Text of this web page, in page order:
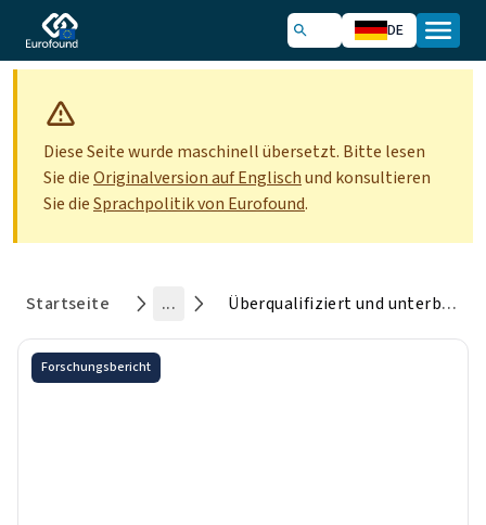
DE
Diese Seite wurde maschinell übersetzt. Bitte lesen
Sie dieOriginalversion auf Englischund konsultieren
Sie dieSprachpolitik von Eurofound.
Startseite ... Überqualifiziert und unterbezahlt: Das Rätsel des Gegenstands von Geschlechterunterschieden bei Lohn und Bildung
Forschungsbericht